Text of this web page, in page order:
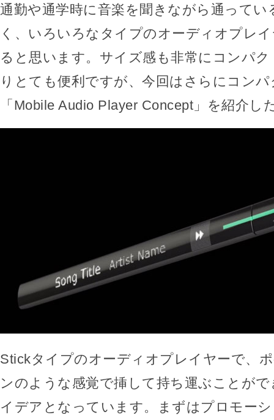
通勤や通学時に音楽を聞きながら通ってい
く、いろいろなタイプのオーディオプレ
ると思います。サイズ感も非常にコンパ
りとても便利ですが、今回はさらにコン
「Mobile Audio Player Concept」を紹介し
Stickタイプのオーディオプレイヤーで、
ンのような感覚で挿して持ち運ぶことが
イデアとなっています。まずはプロモー